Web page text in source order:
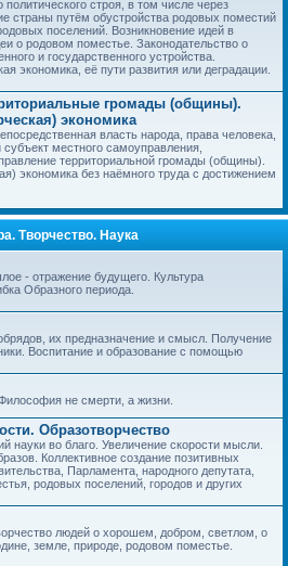
политического строя, в том числе через
страны путём обустройства родовых поместий
поселений. Возникновение идей в
о родовом поместье. Законодательство о
и государственного устройства.
экономика, её пути развития или деградации.
громады (общины).
экономика
власть народа, права человека,
местного самоуправления,
территориальной громады (общины).
экономика без наёмного труда с достижением
Творчество. Наука
- отражение будущего. Культура
Образного периода.
их предназначение и смысл. Получение
Воспитание и образование с помощью
не смерти, а жизни.
Образотворчество
науки во благо. Увеличение скорости мысли.
Коллективное создание позитивных
Парламента, народного депутата,
родовых поселений, городов и других
людей о хорошем, добром, светлом, о
земле, природе, родовом поместье.